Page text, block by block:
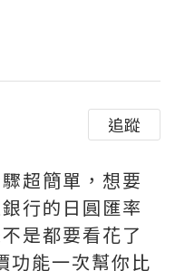
追蹤
超簡單，想要
行的日圓匯率
是都要看花了
能一次幫你比